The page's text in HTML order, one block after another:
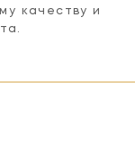
качеству и